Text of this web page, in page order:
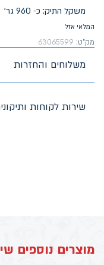
משקל התיק: כ- 960 גר'
המלאי אזל
מק"ט: 63065599
משלוחים והחזרות
שירות לקוחות
מוצרים נוספים